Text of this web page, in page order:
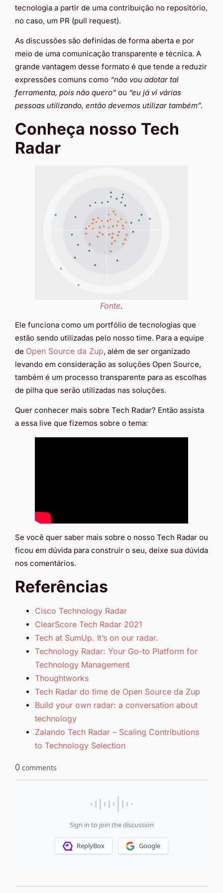
tecnologia a partir de uma contribuição no repositório,
no caso, um PR (pull request).
As discussões são definidas de forma aberta e por
meio de uma comunicação transparente e técnica. A
grande vantagem desse formato é que tende a reduzir
expressões comuns como “não vou adotar tal
ferramenta, pois não quero” ou “eu já vi várias
pessoas utilizando, então devemos utilizar também”.
Conheça nosso Tech
Radar
Fonte.
Ele funciona como um portfólio de tecnologias que
estão sendo utilizadas pelo nosso time. Para a equipe
de Open Source da Zup, além de ser organizado
levando em consideração as soluções Open Source,
também é um processo transparente para as escolhas
de pilha que serão utilizadas nas soluções.
Quer conhecer mais sobre Tech Radar? Então assista
a essa live que fizemos sobre o tema:
Se você quer saber mais sobre o nosso Tech Radar ou
ficou em dúvida para construir o seu, deixe sua dúvida
nos comentários.
Referências
Cisco Technology Radar
ClearScore Tech Radar 2021
Tech at SumUp. It’s on our radar.
Technology Radar: Your Go-to Platform for
Technology Management
Thoughtworks
Tech Radar do time de Open Source da Zup
Build your own radar: a conversation about
technology
Zalando Tech Radar – Scaling Contributions
to Technology Selection